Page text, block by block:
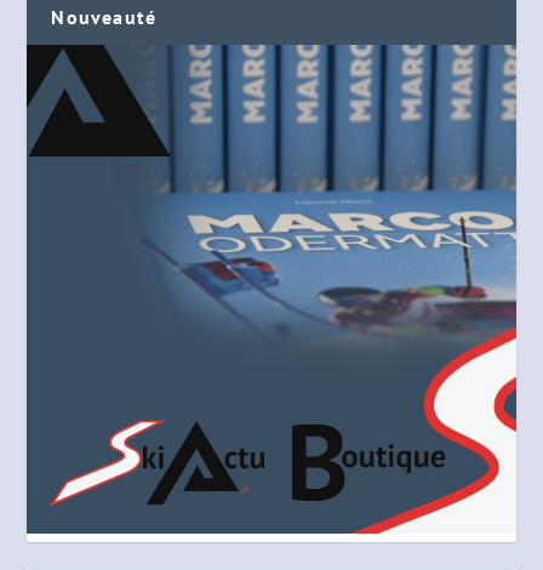
Nouveauté